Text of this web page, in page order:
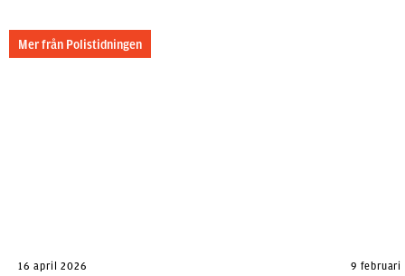
Mer från Polistidningen
16 april 2026 9 februari